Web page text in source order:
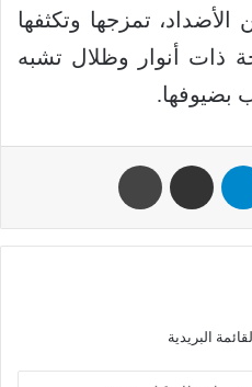
تمزجها وتكثفها
ذات أنوار وظلال تشبه
بضيوفها.
البريدية